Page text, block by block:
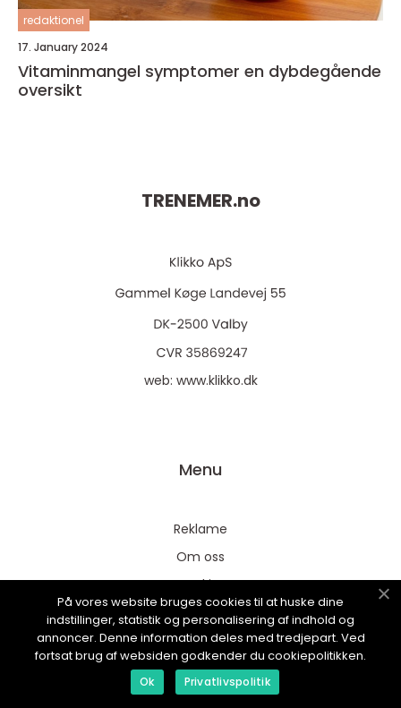
redaktionel
17. January 2024
Vitaminmangel symptomer en dybdegående
oversikt
TRENEMER.no
web: www.klikko.dk
Menu
Reklame
Om oss
Cookies
Kontakt Oss
Sitemap
På vores website bruges cookies til at huske dine
indstillinger, statistik og personalisering af indhold og
annoncer. Denne information deles med tredjepart. Ved
fortsat brug af websiden godkender du cookiepolitikken.
Ok Privatlivspolitik